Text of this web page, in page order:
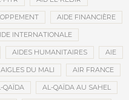
AIDE FINANCIÈRE
INTERNATIONALE
AIDES HUMANITAIRES AIE
AIGLES DU MALI AIR FRANCE
QAÏDA AL-QAÏDA AU SAHEL